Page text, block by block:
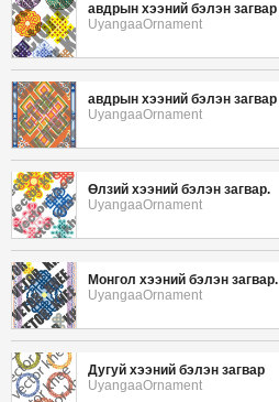
авдрын хээний бэлэн загвар
UyangaaOrnament
авдрын хээний бэлэн загвар
UyangaaOrnament
Өлзий хээний бэлэн загвар.
UyangaaOrnament
Монгол хээний бэлэн загвар.
UyangaaOrnament
Дугуй хээний бэлэн загвар
UyangaaOrnament